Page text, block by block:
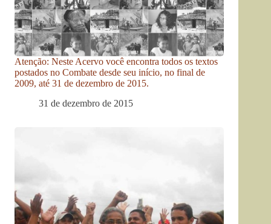
Atenção: Neste Acervo você encontra todos os textos
postados no Combate desde seu início, no final de
2009, até 31 de dezembro de 2015.
31 de dezembro de 2015